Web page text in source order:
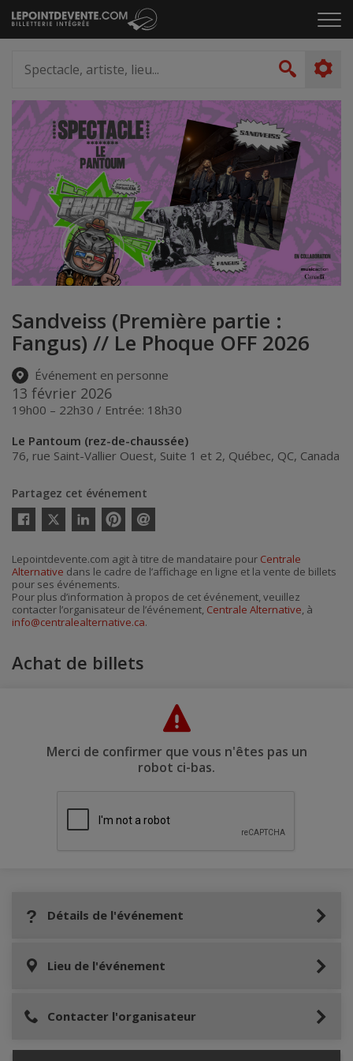
Passer
au
le
artiste,
lieu...
Sandveiss (Première partie :
Fangus) // Le Phoque OFF 2026
Événement en personne
13 février 2026
19h00 – 22h30 / Entrée: 18h30
Le Pantoum (rez-de-chaussée)
76, rue Saint-Vallier Ouest, Suite 1 et 2, Québec, QC, Canada
Partagez cet événement
Twitter
courriel
Lepointdevente.com agit à titre de mandataire pour Centrale
Alternative dans le cadre de l’affichage en ligne et la vente de billets
pour ses événements.
Pour plus d’information à propos de cet événement, veuillez
contacter l’organisateur de l’événement, Centrale Alternative, à
info@centralealternative.ca.
Achat de billets
Merci de confirmer que vous n'êtes pas un
robot ci-bas.
Détails de l'événement
Lieu de l'événement
Contacter l'organisateur